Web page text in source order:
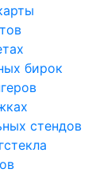
бирок
стендов